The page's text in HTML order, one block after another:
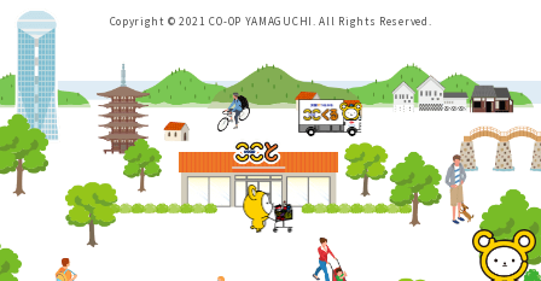
Copyright © 2021 CO-OP YAMAGUCHI. All Rights Reserved.